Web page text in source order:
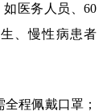
如医务人员、60
、慢性病患者
程佩戴口罩；